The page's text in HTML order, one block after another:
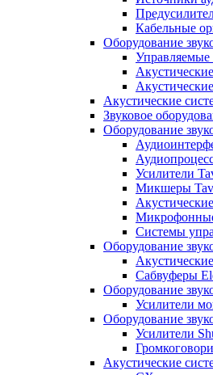
Кабельные
Оборудование
Управляемые
Акустические
Звуковое
Оборудование
Усилители
Микшеры
Системы
Оборудование
Сабвуферы
Оборудование
Усилители
Оборудование
Усилители
Акустические